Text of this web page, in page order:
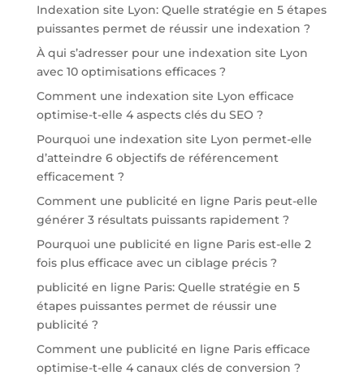
Indexation site Lyon: Quelle stratégie en 5 étapes
puissantes permet de réussir une indexation ?
À qui s’adresser pour une indexation site Lyon
avec 10 optimisations efficaces ?
Comment une indexation site Lyon efficace
optimise-t-elle 4 aspects clés du SEO ?
Pourquoi une indexation site Lyon permet-elle
d’atteindre 6 objectifs de référencement
efficacement ?
Comment une publicité en ligne Paris peut-elle
générer 3 résultats puissants rapidement ?
Pourquoi une publicité en ligne Paris est-elle 2
fois plus efficace avec un ciblage précis ?
publicité en ligne Paris: Quelle stratégie en 5
étapes puissantes permet de réussir une
publicité ?
Comment une publicité en ligne Paris efficace
optimise-t-elle 4 canaux clés de conversion ?